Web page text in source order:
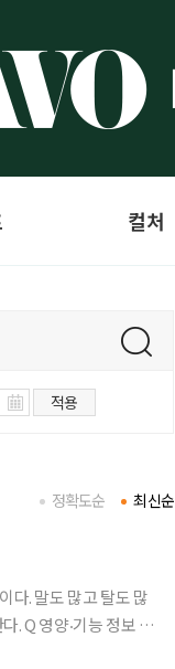
컬처
적용
최신순
정확도순
다. 말도 많고 탈도 많
속